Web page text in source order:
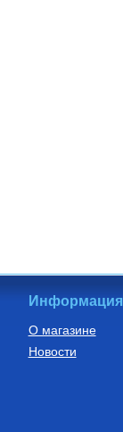
Информация
О магазине
Новости